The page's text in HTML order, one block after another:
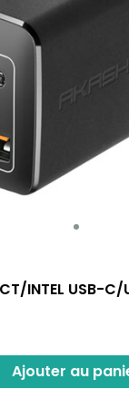
INTEL USB-
Ajouter au